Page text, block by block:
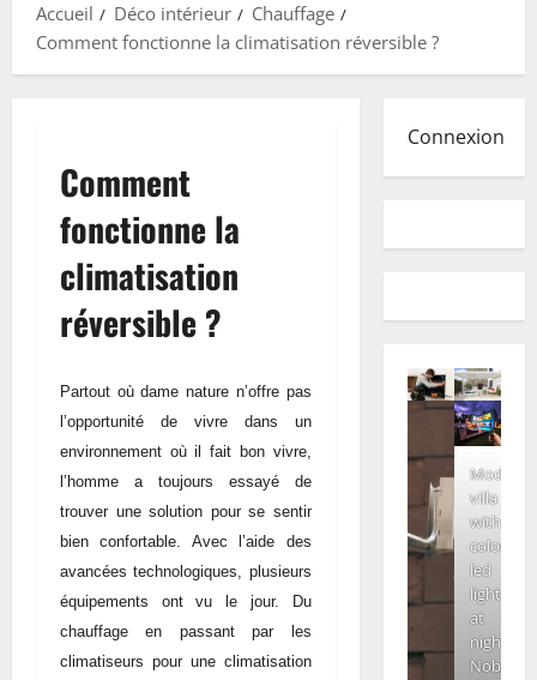
Accueil Déco intérieur
Chauffage
Comment fonctionne la climatisation réversible ?
Comment
fonctionne la
climatisation
réversible ?
Partout où dame nature n’offre pas
l’opportunité de vivre dans un
environnement où il fait bon vivre,
l’homme a toujours essayé de
trouver une solution pour se sentir
bien confortable. Avec l’aide des
avancées technologiques, plusieurs
équipements ont vu le jour. Du
chauffage en passant par les
climatiseurs pour une climatisation
Connexion
Modern
villa
with
colored
led
lights
at
night.
Nobody